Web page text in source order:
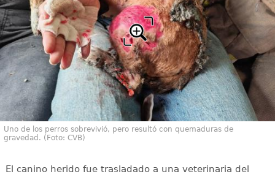
Uno de los perros sobrevivió, pero resultó con quemaduras de
gravedad. (Foto: CVB)
El canino herido fue trasladado a una veterinaria del